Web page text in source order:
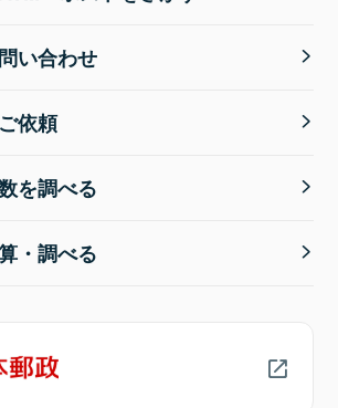
い合わせ
依頼
を調べる
・調べる